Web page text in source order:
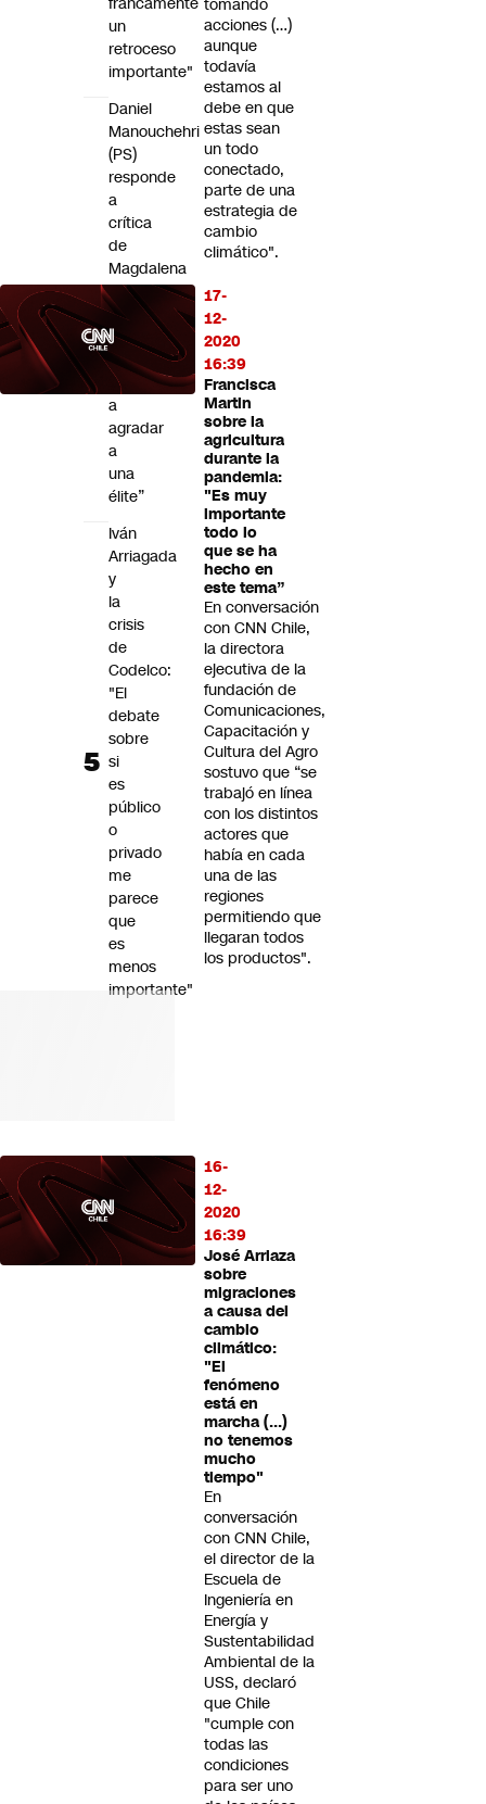
tomando
acciones (…)
aunque
todavía
estamos al
debe en que
estas sean
un todo
conectado,
parte de una
estrategia de
cambio
climático".
17-
12-
2020
16:39
Francisca
Martin
sobre la
agricultura
durante la
pandemia:
"Es muy
importante
todo lo
que se ha
hecho en
este tema”
En conversación
con CNN Chile,
la directora
ejecutiva de la
fundación de
Comunicaciones,
Capacitación y
Cultura del Agro
sostuvo que “se
trabajó en línea
con los distintos
actores que
había en cada
una de las
regiones
permitiendo que
llegaran todos
los productos".
16-
12-
2020
16:39
José Arriaza
sobre
migraciones
a causa del
cambio
climático:
"El
fenómeno
está en
marcha (...)
no tenemos
mucho
tiempo"
En
conversación
con CNN Chile,
el director de la
Escuela de
Ingeniería en
Energía y
Sustentabilidad
Ambiental de la
USS, declaró
que Chile
"cumple con
todas las
condiciones
para ser uno
un
retroceso
importante"
Daniel
Manouchehri
(PS)
responde
a
crítica
de
Magdalena
Piñera:
“No
llegamos
al
Congreso
a
agradar
a
una
élite”
Iván
Arriagada
y
la
crisis
de
Codelco:
"El
debate
sobre
si
es
público
o
privado
me
parece
que
es
menos
importante"